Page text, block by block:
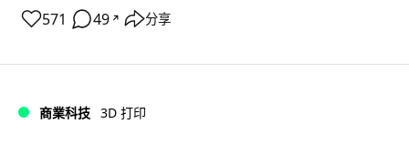
571 49 ↗ 分享
商業科技 3D 打印